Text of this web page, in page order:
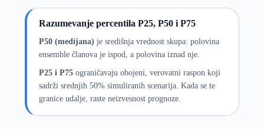
Razumevanje percentila P25, P50 i P75
P50 (medijana) je središnja vrednost skupa: polovina
ensemble članova je ispod, a polovina iznad nje.
P25 i P75ograničavaju obojeni, verovatni raspon koji
sadrži srednjih 50% simuliranih scenarija. Kada se te
granice udalje, raste neizvesnost prognoze.